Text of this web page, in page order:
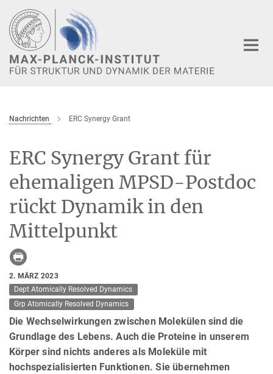
Hauptinhalt
Nachrichten ERC Synergy Grant
ERC Synergy Grant für
ehemaligen MPSD-Postdoc
rückt Dynamik in den
Mittelpunkt
2. MÄRZ 2023
Dept Atomically Resolved Dynamics
Grp Atomically Resolved Dynamics
Die Wechselwirkungen zwischen Molekülen sind die
Grundlage des Lebens. Auch die Proteine in unserem
Körper sind nichts anderes als Moleküle mit
hochspezialisierten Funktionen. Sie übernehmen